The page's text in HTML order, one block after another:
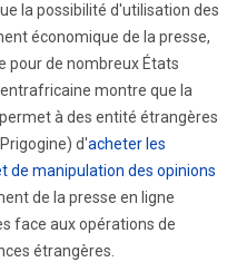
la possibilité d'utilisation des
économique de la presse,
pour de nombreux États
montre que la
à des entité étrangères
d'acheter les
de manipulation des opinions
de la presse en ligne
face aux opérations de
étrangères.